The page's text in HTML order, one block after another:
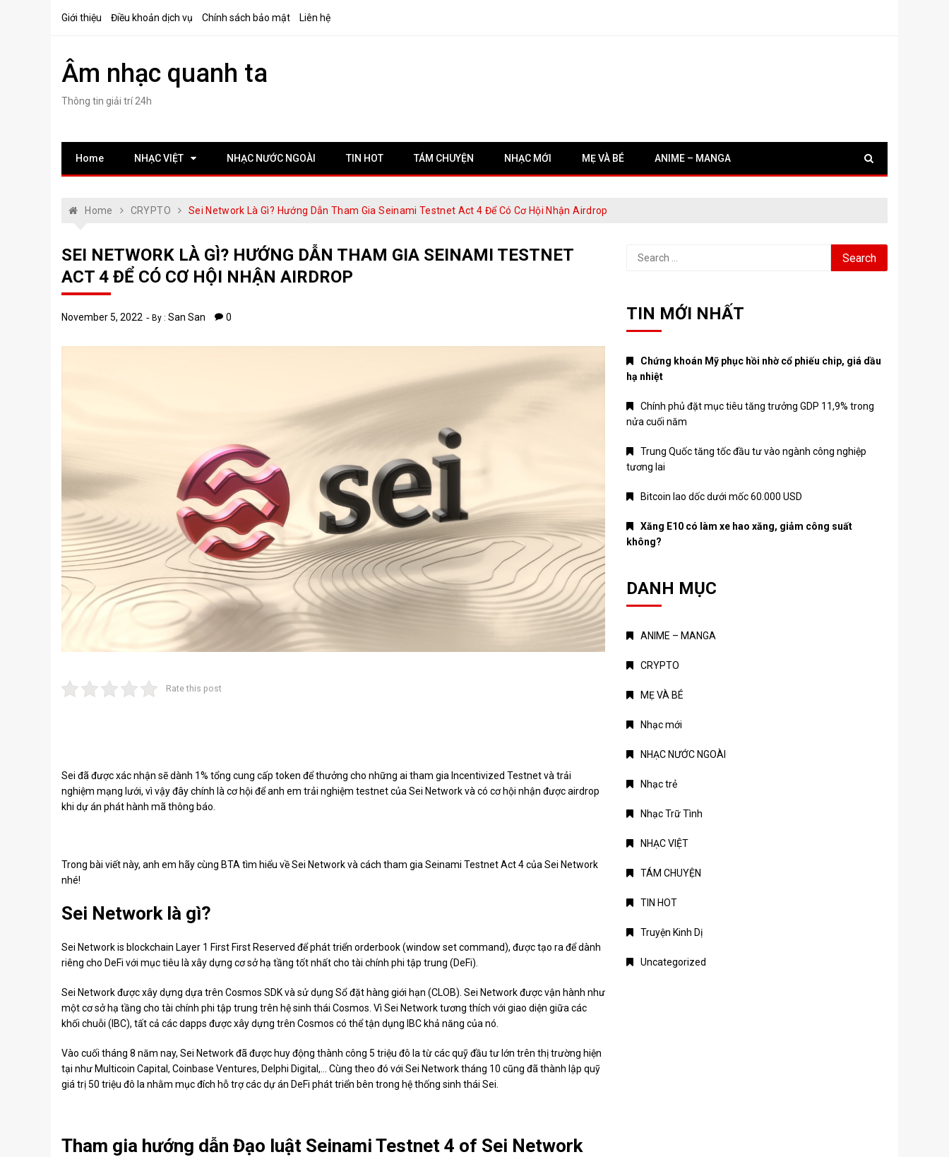
Giới thiệu Điều khoản dịch vụ Chính sách bảo mật Liên hệ
Âm nhạc quanh ta
Thông tin giải trí 24h
Home NHẠC VIỆT NHẠC NƯỚC NGOÀI TIN HOT TÁM CHUYỆN NHẠC MỚI MẸ VÀ BÉ ANIME – MANGA
Home CRYPTO Sei Network Là Gì? Hướng Dẫn Tham Gia Seinami Testnet Act 4 Để Có Cơ Hội Nhận Airdrop
SEI NETWORK LÀ GÌ? HƯỚNG DẪN THAM GIA SEINAMI TESTNET
ACT 4 ĐỂ CÓ CƠ HỘI NHẬN AIRDROP
November 5, 2022 By : San San 0
Rate this post
Sei đã được xác nhận sẽ dành 1% tổng cung cấp token để thưởng cho những ai tham gia Incentivized Testnet và trải
nghiệm mạng lưới, vì vậy đây chính là cơ hội để anh em trải nghiệm testnet của Sei Network và có cơ hội nhận được airdrop
khi dự án phát hành mã thông báo.
Trong bài viết này, anh em hãy cùng BTA tìm hiểu về Sei Network và cách tham gia Seinami Testnet Act 4 của Sei Network
nhé!
Sei Network là gì?
Sei Network is blockchain Layer 1 First First Reserved để phát triển orderbook (window set command), được tạo ra để dành
riêng cho DeFi với mục tiêu là xây dựng cơ sở hạ tầng tốt nhất cho tài chính phi tập trung (DeFi).
Sei Network được xây dựng dựa trên Cosmos SDK và sử dụng Sổ đặt hàng giới hạn (CLOB). Sei Network được vận hành như
một cơ sở hạ tầng cho tài chính phi tập trung trên hệ sinh thái Cosmos Vì Sei Network tương thích với giao diện giữa các
khối chuỗi (IBC), tất cả các dapps được xây dựng trên Cosmos có thể tận dụng IBC khả năng của nó.
Vào cuối tháng 8 năm nay, Sei Network đã được huy động thành công 5 triệu đô la từ các quỹ đầu tư lớn trên thị trường hiện
tại như Multicoin Capital, Coinbase Ventures, Delphi Digital,… Cùng theo đó với Sei Network tháng 10 cũng đã thành lập quỹ
giá trị 50 triệu đô la nhằm mục đích hỗ trợ các dự án DeFi phát triển bên trong hệ thống sinh thái Sei.
Tham gia hướng dẫn Đạo luật Seinami Testnet 4 of Sei Network
Search
TIN MỚI NHẤT
Chứng khoán Mỹ phục hồi nhờ cổ phiếu chip, giá dầu
hạ nhiệt
Chính phủ đặt mục tiêu tăng trưởng GDP 11,9% trong
nửa cuối năm
Trung Quốc tăng tốc đầu tư vào ngành công nghiệp
tương lai
Bitcoin lao dốc dưới mốc 60.000 USD
Xăng E10 có làm xe hao xăng, giảm công suất
không?
DANH MỤC
ANIME – MANGA
CRYPTO
MẸ VÀ BÉ
Nhạc mới
NHẠC NƯỚC NGOÀI
Nhạc trẻ
Nhạc Trữ Tình
NHẠC VIỆT
TÁM CHUYỆN
TIN HOT
Truyện Kinh Dị
Uncategorized